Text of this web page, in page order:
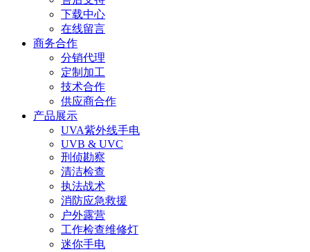
下载中心
在线留言
商务合作
分销代理
定制加工
技术合作
供应商合作
产品展示
UVA紫外线手电
UVB & UVC
刑侦勘察
清洁检查
执法战术
消防应急救援
户外露营
工作检查维修灯
迷你手电